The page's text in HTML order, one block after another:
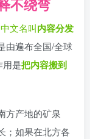
不绕弯
文名叫内容分发
由遍布全国/全球
用是把内容搬到
方产地的矿泉
；如果在北方各